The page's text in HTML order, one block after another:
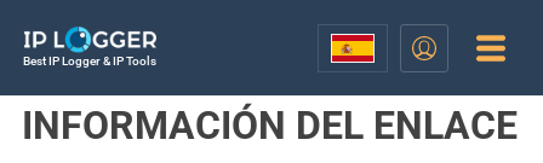
Best IP Logger & IP Tools
INFORMACIÓN DEL ENLACE